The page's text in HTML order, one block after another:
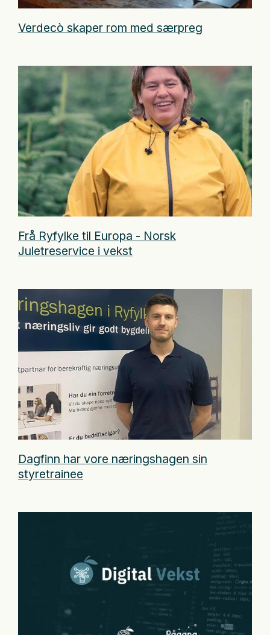
Verdecò skaper rom med særpreg
Frå Ryfylke til Europa - Norsk
Juletreservice i vekst
Dagfinn har vore næringshagen sin
styretrainee